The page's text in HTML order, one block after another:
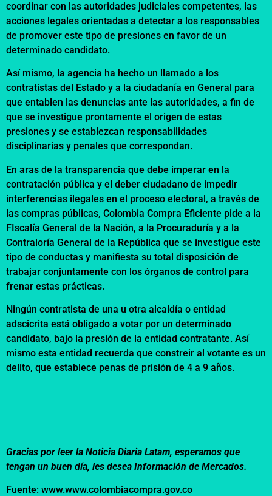
coordinar con las autoridades judiciales competentes, las
acciones legales orientadas a detectar a los responsables
de promover este tipo de presiones en favor de un
determinado candidato.
Así mismo, la agencia ha hecho un llamado a los
contratistas del Estado y a la ciudadanía en General para
que entablen las denuncias ante las autoridades, a fin de
que se investigue prontamente el origen de estas
presiones y se establezcan responsabilidades
disciplinarias y penales que correspondan.
En aras de la transparencia que debe imperar en la
contratación pública y el deber ciudadano de impedir
interferencias ilegales en el proceso electoral, a través de
las compras públicas, Colombia Compra Eficiente pide a la
FIscalía General de la Nación, a la Procuraduría y a la
Contraloría General de la República que se investigue este
tipo de conductas y manifiesta su total disposición de
trabajar conjuntamente con los órganos de control para
frenar estas prácticas.
Ningún contratista de una u otra alcaldía o entidad
adscicrita está obligado a votar por un determinado
candidato, bajo la presión de la entidad contratante. Así
mismo esta entidad recuerda que constreir al votante es un
delito, que establece penas de prisión de 4 a 9 años.
Gracias por leer la Noticia Diaria Latam, esperamos que
tengan un buen día, les desea Información de Mercados.
Fuente: www.www.colombiacompra.gov.co